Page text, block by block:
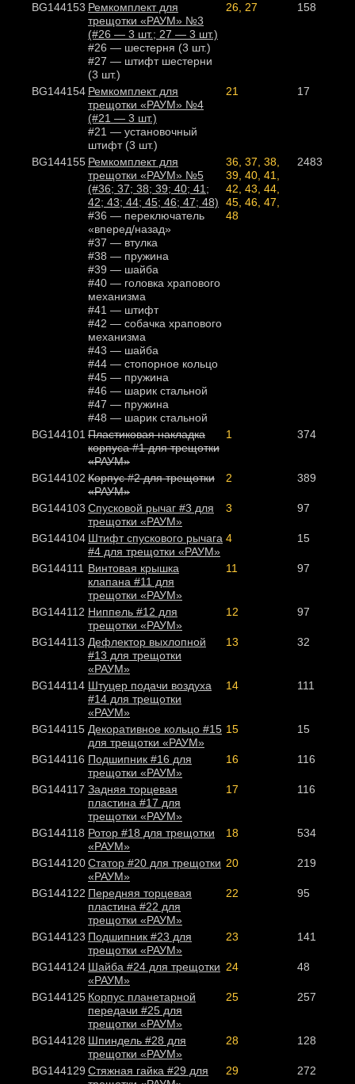
BG144153 Ремкомплект для
трещотки «РАУМ» №3
(#26 — 3 шт.; 27 — 3 шт.)
#26 — шестерня (3 шт.)
#27 — штифт шестерни
(3 шт.)
26, 27 158
BG144154 Ремкомплект для
трещотки «РАУМ» №4
(#21 — 3 шт.)
#21 — установочный
штифт (3 шт.)
21 17
BG144155 Ремкомплект для
трещотки «РАУМ» №5
(#36; 37; 38; 39; 40; 41;
42; 43; 44; 45; 46; 47; 48)
#36 — переключатель
«вперед/назад»
#37 — втулка
#38 — пружина
#39 — шайба
#40 — головка храпового
механизма
#41 — штифт
#42 — собачка храпового
механизма
#43 — шайба
#44 — стопорное кольцо
#45 — пружина
#46 — шарик стальной
#47 — пружина
#48 — шарик стальной
36, 37, 38,
39, 40, 41,
42, 43, 44,
45, 46, 47,
48
2483
BG144101 Пластиковая накладка
корпуса #1 для трещотки
«РАУМ»
1 374
BG144102 Корпус #2 для трещотки
«РАУМ»
2 389
BG144103 Спусковой рычаг #3 для
трещотки «РАУМ»
3 97
BG144104 Штифт спускового рычага
#4 для трещотки «РАУМ»
4 15
BG144111 Винтовая крышка
клапана #11 для
трещотки «РАУМ»
11 97
BG144112 Ниппель #12 для
трещотки «РАУМ»
12 97
BG144113 Дефлектор выхлопной
#13 для трещотки
«РАУМ»
13 32
BG144114 Штуцер подачи воздуха
#14 для трещотки
«РАУМ»
14 111
BG144115 Декоративное кольцо #15
для трещотки «РАУМ»
15 15
BG144116 Подшипник #16 для
трещотки «РАУМ»
16 116
BG144117 Задняя торцевая
пластина #17 для
трещотки «РАУМ»
17 116
BG144118 Ротор #18 для трещотки
«РАУМ»
18 534
BG144120Статор #20 для трещотки
«РАУМ»
20 219
BG144122 Передняя торцевая
пластина #22 для
трещотки «РАУМ»
22 95
BG144123 Подшипник #23 для
трещотки «РАУМ»
23 141
BG144124 Шайба #24 для трещотки
«РАУМ»
24 48
BG144125 Корпус планетарной
передачи #25 для
трещотки «РАУМ»
25 257
BG144128 Шпиндель #28 для
трещотки «РАУМ»
28 128
BG144129 Стяжная гайка #29 для
29 272